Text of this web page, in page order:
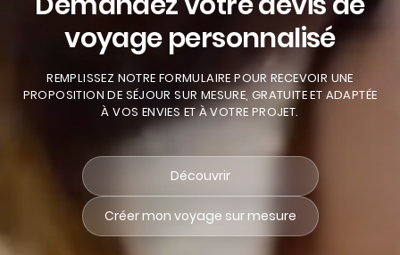
voyage personnalisé
REMPLISSEZ NOTRE FORMULAIRE POUR RECEVOIR UNE
PROPOSITION DE SÉJOUR SUR MESURE, GRATUITE ET ADAPTÉE
À VOS ENVIES ET À VOTRE PROJET.
Découvrir
Créer mon voyage sur mesure